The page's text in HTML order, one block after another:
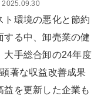
2025.09.30
環境の悪化と節約
する中、卸売業の健
大手総合卸の24年度
著な収益改善成果
益を更新した企業も